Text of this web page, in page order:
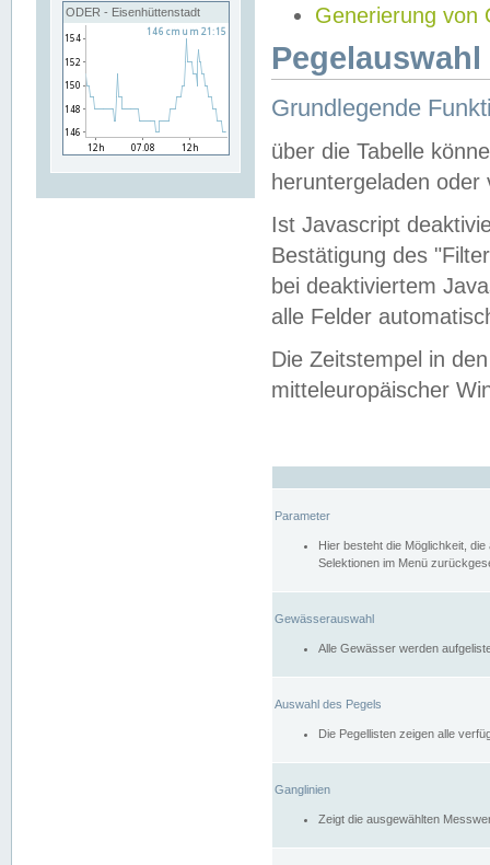
ODER - Eisenhüttenstadt
Generierung von
Grundlegende
über die Tabelle
heruntergeladen oder
Ist Javascript
Bestätigung des
bei deaktiviertem
alle Felder
Die Zeitstempel in
mitteleuropäischer
Parameter
Hier besteht die Möglichkeit,
Selektionen im Menü
Gewässerauswahl
Alle Gewässer werden
Auswahl des Pegels
Die Pegellisten zeigen alle
Ganglinien
Zeigt die ausgewählten